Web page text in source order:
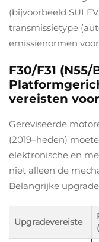
(bijvoorbeeld
transmissietype
emissienormen
F30/F31
vereisten
Gereviseerde
(2019–heden)
elektronische en
niet alleen de
Belangrijke
Upgradevereiste